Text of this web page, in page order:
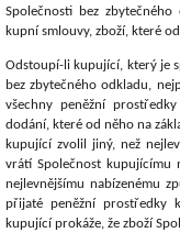
Společnosti bez
kupní smlouvy, zboží, které
Odstoupí-li kupující, který je
bez zbytečného odkladu,
všechny peněžní
dodání, které od něho na
kupující zvolil jiný, než
vrátí Společnost kupujícímu
nejlevnějšímu nabízenému
přijaté peněžní prostředky
kupující prokáže, že zboží